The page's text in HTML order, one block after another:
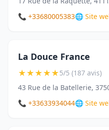
📞 +33680005383🌐 Site
La Douce France
★★★★★5/5 (187 avis)
43 Rue de la Batellerie,
📞 +33633934044🌐 Site